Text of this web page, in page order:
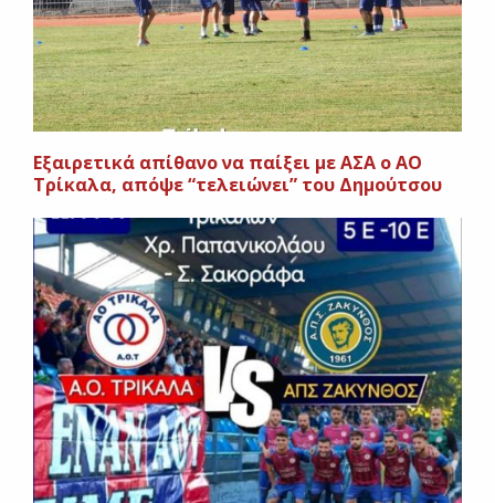
Εξαιρετικά απίθανο να παίξει με ΑΣΑ ο ΑΟ
Τρίκαλα, απόψε “τελειώνει” του Δημούτσου